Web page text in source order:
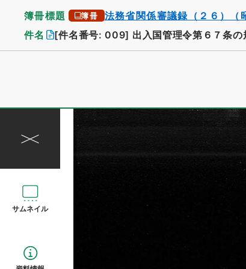
簿冊標題 簿冊 法務省関係審議録（２６）（
件名 [件名番号: 009] 出入国管理令第６７条
サムネイル